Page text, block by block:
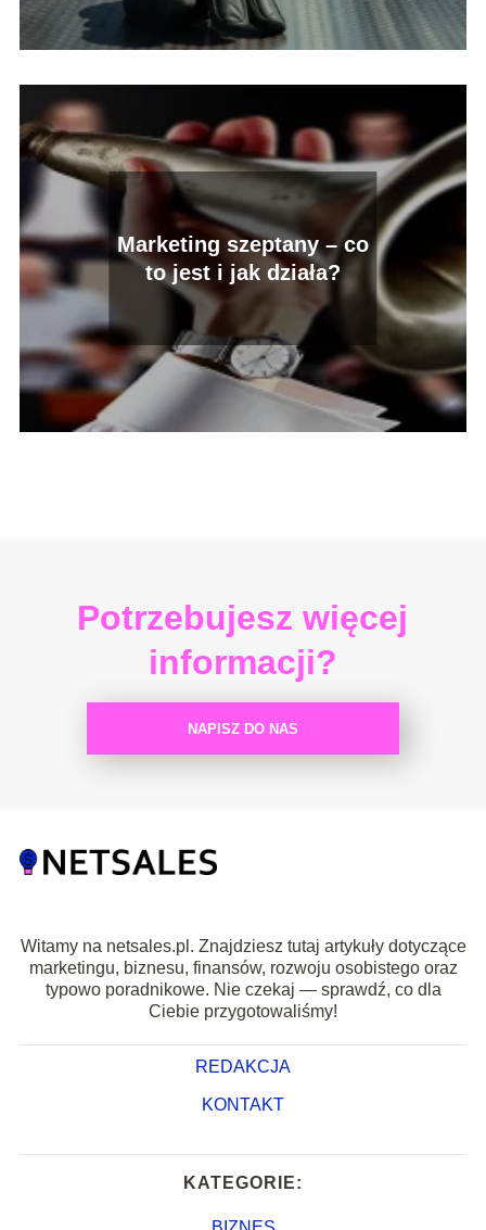
Marketing szeptany – co
to jest i jak działa?
Potrzebujesz więcej
informacji?
NAPISZ DO NAS
Witamy na netsales.pl. Znajdziesz tutaj artykuły dotyczące
marketingu, biznesu, finansów, rozwoju osobistego oraz
typowo poradnikowe. Nie czekaj — sprawdź, co dla
Ciebie przygotowaliśmy!
REDAKCJA
KONTAKT
KATEGORIE: